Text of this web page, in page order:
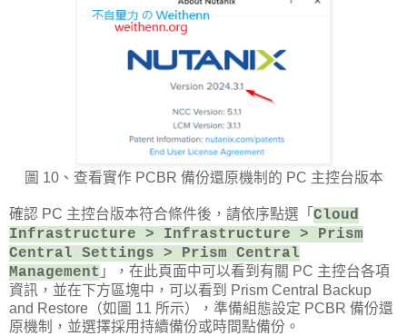
圖 10、查看實作 PCBR 備份還原機制的 PC 主控台版本
確認 PC 主控台版本符合條件後，請依序點選「 Cloud
Infrastructure > Infrastructure > Prism
Central Settings > Prism Central
Management 」，在此頁面中可以看到有關 PC 主控台各項
資訊，並在下方區塊中，可以看到 Prism Central Backup
and Restore（如圖 11 所示），準備組態設定 PCBR 備份還
原機制，並選擇採用持續備份或時間點備份。